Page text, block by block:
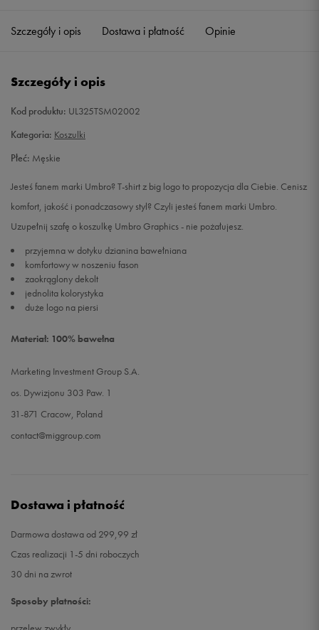
Szczegóły i opis Dostawa i płatność Opinie
Szczegóły i opis
Kod produktu: UL325TSM02002
Kategoria: Koszulki
Płeć: Męskie
Jesteś fanem marki Umbro? T-shirt z big logo to propozycja dla Ciebie. Cenisz
komfort, jakość i ponadczasowy styl? Czyli jesteś fanem marki Umbro.
Uzupełnij szafę o koszulkę Umbro Graphics - nie pożałujesz.
przyjemna w dotyku dzianina bawełniana
komfortowy w noszeniu fason
zaokrąglony dekolt
jednolita kolorystyka
duże logo na piersi
Materiał: 100% bawełna
Marketing Investment Group S.A.
os. Dywizjonu 303 Paw. 1
31-871 Cracow, Poland
contact@miggroup.com
Dostawa i płatność
Darmowa dostawa od 299,99 zł
Czas realizacji 1-5 dni roboczych
30 dni na zwrot
Sposoby płatności: